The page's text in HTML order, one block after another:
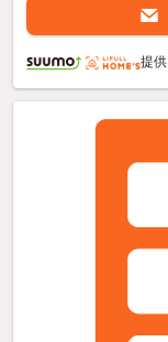
提供